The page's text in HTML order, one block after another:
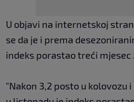
U objavi na internetskoj
se da je i prema
indeks porastao treći mjesec
"Nakon 3,2 posto u kolovozu i